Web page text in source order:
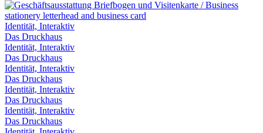
Identität, Interaktiv
Das Druckhaus
Identität, Interaktiv
Das Druckhaus
Identität, Interaktiv
Das Druckhaus
Identität, Interaktiv
Das Druckhaus
Identität, Interaktiv
Das Druckhaus